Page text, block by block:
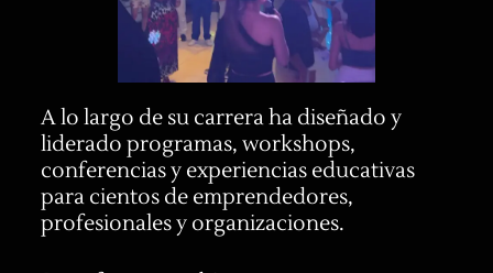
A lo largo de su carrera ha diseñado y
liderado programas, workshops,
conferencias y experiencias educativas
para cientos de emprendedores,
profesionales y organizaciones.